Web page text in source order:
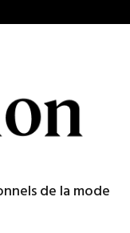
de la mode